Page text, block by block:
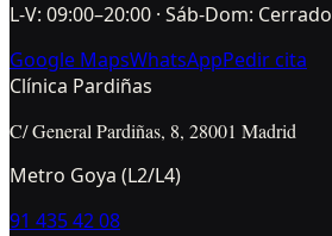
L-V: 09:00–20:00 · Sáb-Dom: Cerrado
Google MapsWhatsAppPedir cita
Clínica Pardiñas
C/ General Pardiñas, 8, 28001 Madrid
Metro Goya (L2/L4)
91 435 42 08